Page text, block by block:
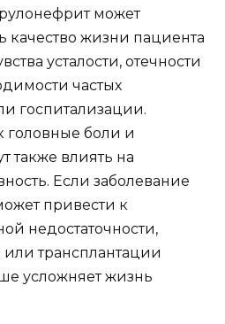
может
качество жизни пациента
усталости, отечности
частых
госпитализации.
головные боли и
также влиять на
Если заболевание
привести к
недостаточности,
трансплантации
усложняет жизнь